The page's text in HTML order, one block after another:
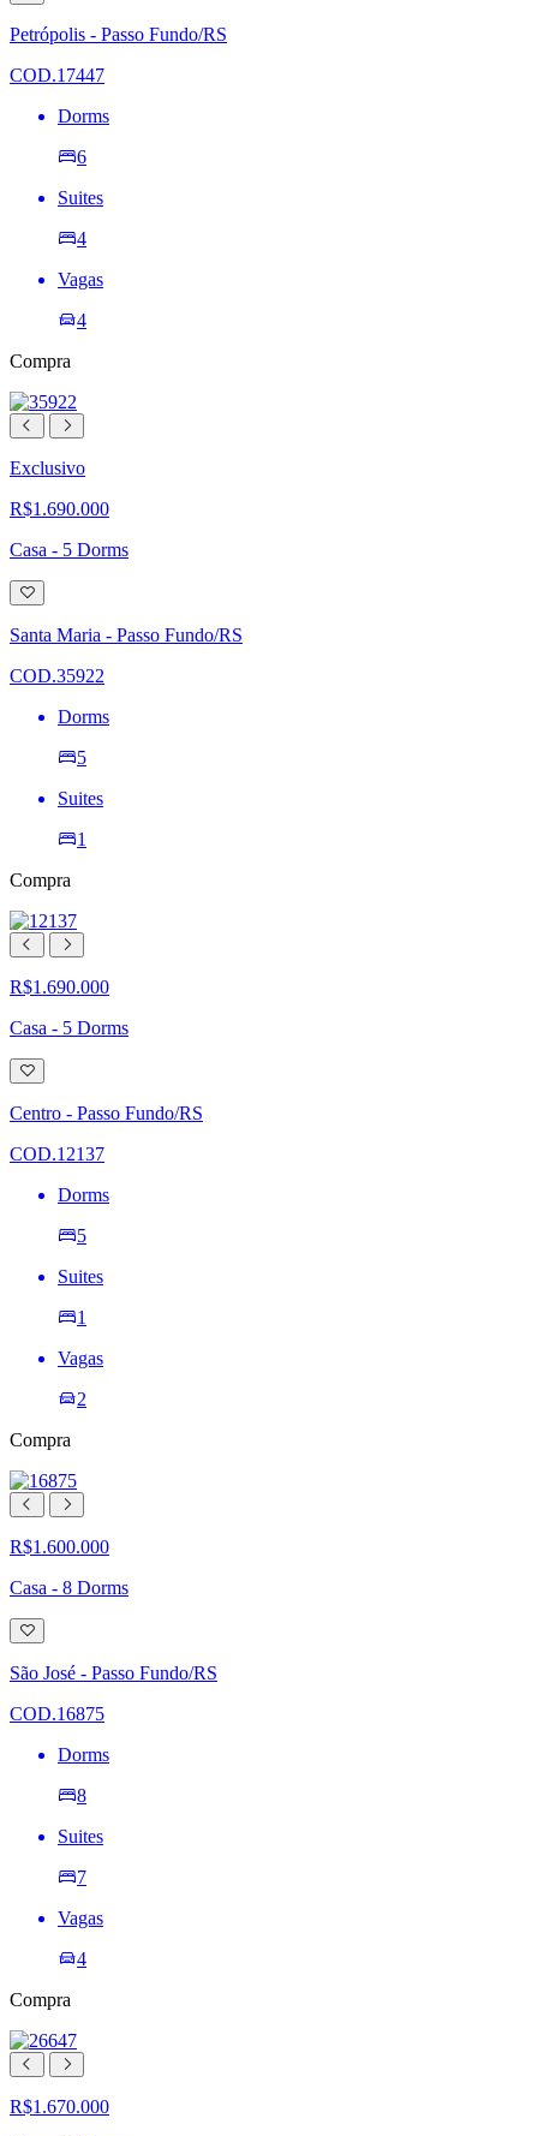
à
lista
de
Petrópolis - Passo Fundo/RS
COD.17447
Dorms
6
Suites
4
Vagas
4
Compra
Exclusivo
R$1.690.000
Casa - 5 Dorms
Adicionar
à
lista
de
Santa Maria - Passo Fundo/RS
COD.35922
Dorms
5
Suites
1
Compra
R$1.690.000
Casa - 5 Dorms
Adicionar
à
lista
de
Centro - Passo Fundo/RS
COD.12137
Dorms
5
Suites
1
Vagas
2
Compra
R$1.600.000
Casa - 8 Dorms
Adicionar
à
lista
de
São José - Passo Fundo/RS
COD.16875
Dorms
8
Suites
7
Vagas
4
Compra
R$1.670.000